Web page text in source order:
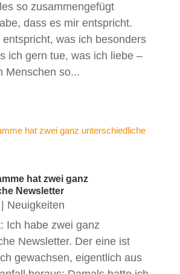
so zusammengefügt
dass es mir entspricht.
was ich besonders
ich gern tue, was ich liebe –
Menschen so...
hat zwei ganz
Newsletter
Neuigkeiten
Ich habe zwei ganz
Newsletter. Der eine ist
gewachsen, eigentlich aus